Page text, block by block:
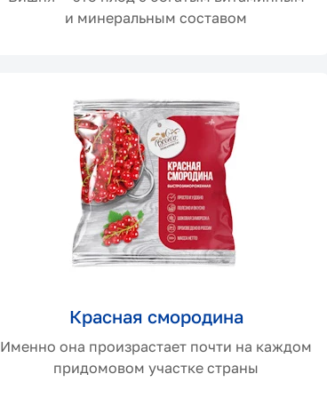
и минеральным составом
Красная смородина
Именно она произрастает почти на каждом
придомовом участке страны
Отправить